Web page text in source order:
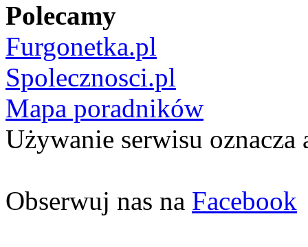
Polecamy
Furgonetka.pl
Spolecznosci.pl
Mapa poradników
Używanie serwisu oznacza
Obserwuj nas na Facebook